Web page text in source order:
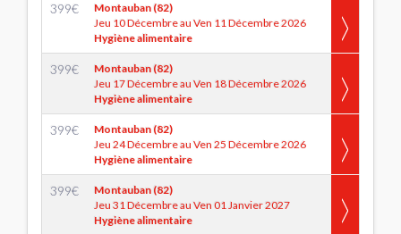
399€
Montauban (82)
Jeu 10 Décembre au Ven 11 Décembre 2026
Hygiène alimentaire
399€
Montauban (82)
Jeu 17 Décembre au Ven 18 Décembre 2026
Hygiène alimentaire
399€
Montauban (82)
Jeu 24 Décembre au Ven 25 Décembre 2026
Hygiène alimentaire
399€
Montauban (82)
Jeu 31 Décembre au Ven 01 Janvier 2027
Hygiène alimentaire